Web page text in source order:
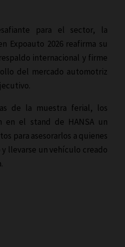
para el sector, la
Expoauto 2026 reafirma su
internacional y firme
del mercado automotriz
de la muestra ferial, los
en el stand de HANSA un
para asesorarlos a quienes
llevarse un vehículo creado